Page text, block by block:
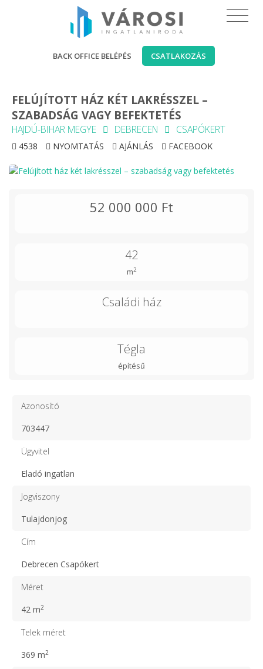
BACK OFFICE BELÉPÉS CSATLAKOZÁS
FELÚJÍTOTT HÁZ KÉT LAKRÉSSZEL –
SZABADSÁG VAGY BEFEKTETÉS
HAJDÚ-BIHAR MEGYE DEBRECEN CSAPÓKERT
4538 NYOMTATÁS AJÁNLÁS FACEBOOK
52 000 000 Ft
42
m2
Családi ház
Tégla
építésű
Azonosító
703447
Ügyvitel
Eladó ingatlan
Jogviszony
Tulajdonjog
Cím
Debrecen Csapókert
Méret
42 m2
Telek méret
369 m2